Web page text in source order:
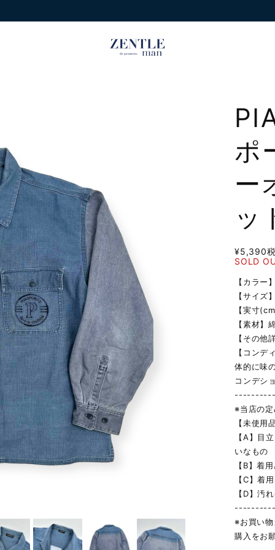
ポ
ー
ッ
¥5,390
SOLD
【カラー
【サイズ
【実寸
【素材】
【その他
【コンデ
体的に味
コンデシ
※当店の
【未使用
【A】目
いなもの
【B】着
【C】着
【D】汚
※お買い
購入をお